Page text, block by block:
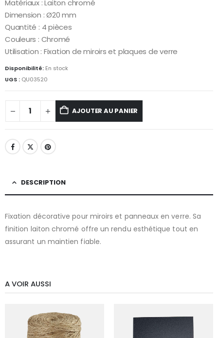
Matériaux : Laiton chromé
Dimension : Ø20 mm
Quantité : 4 pièces
Couleurs : Chromé
Utilisation : Fixation de miroirs et plaques de verre
Disponibilité: En stock
UGS : QU03520
AJOUTER AU PANIER
DESCRIPTION
Fixation décorative pour miroirs et panneaux en verre. Sa
finition laiton chromé offre un rendu esthétique tout en
assurant un maintien fiable.
A VOIR AUSSI